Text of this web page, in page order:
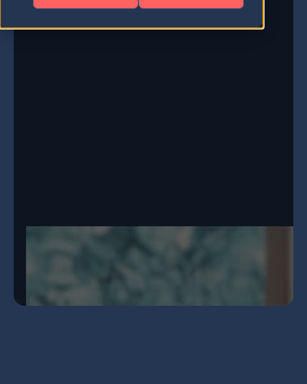
erblinden jedes Jahr immer noch
Millionen Menschen.